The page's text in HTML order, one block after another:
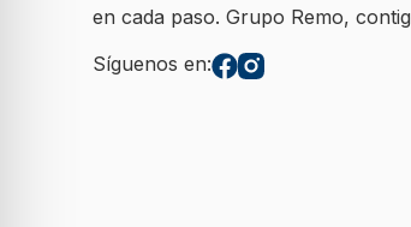
en cada paso. Grupo Remo,
Síguenos en: